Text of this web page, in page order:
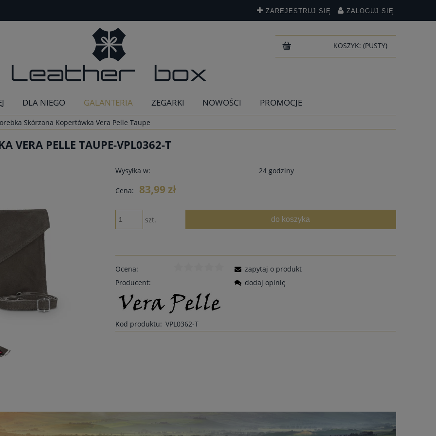
ZAREJESTRUJ SIĘ ZALOGUJ SIĘ
KOSZYK: (PUSTY)
DLA NIEGO GALANTERIA ZEGARKI NOWOŚCI PROMOCJE
Skórzana Kopertówka Vera Pelle Taupe
VERA PELLE TAUPE-VPL0362-T
Wysyłka w: 24 godziny
Cena: 83,99 zł
szt. do koszyka
Ocena:
Producent:
Kod produktu: VPL0362-T
zapytaj o produkt
dodaj opinię